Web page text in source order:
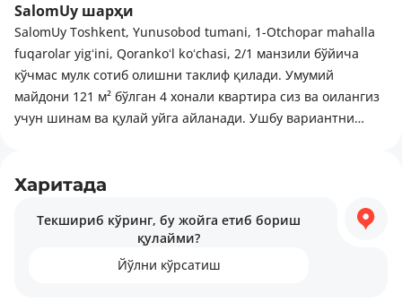
Премиальная локация:
Идеальная транспортная доступность! Всего 200 метров
пешком (менее 3 минут) до станции метро «Шахристан».
Вы в центре городской жизни, но в тихом и уютном
современном жилом комплексе.
- Этажность: 6 этаж 8-этажного монолитно-кирпичного
дома.
- Состояние: «Коробка» — свободная планировка
SalomUy шарҳи
SalomUy Toshkent, Yunusobod tumani, 1-Otchopar mahalla
fuqarolar yigʻini, Qorankoʻl koʻchasi, 2/1 манзили бўйича
кўчмас мулк сотиб олишни таклиф қилади. Умумий
майдони 121 м² бўлган 4 хонали квартира сиз ва оилангиз
учун шинам ва қулай уйга айланади. Ушбу вариантни
ҳудудда қулай ҳаёт учун барча зарур шароитлар мавжуд:
Харитада
Текшириб кўринг, бу жойга етиб бориш
қулайми?
Йўлни кўрсатиш